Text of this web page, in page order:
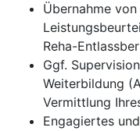
Übernahme
Reha-
Ggf.
Weiterbildung
Vermittlung
Engagiertes